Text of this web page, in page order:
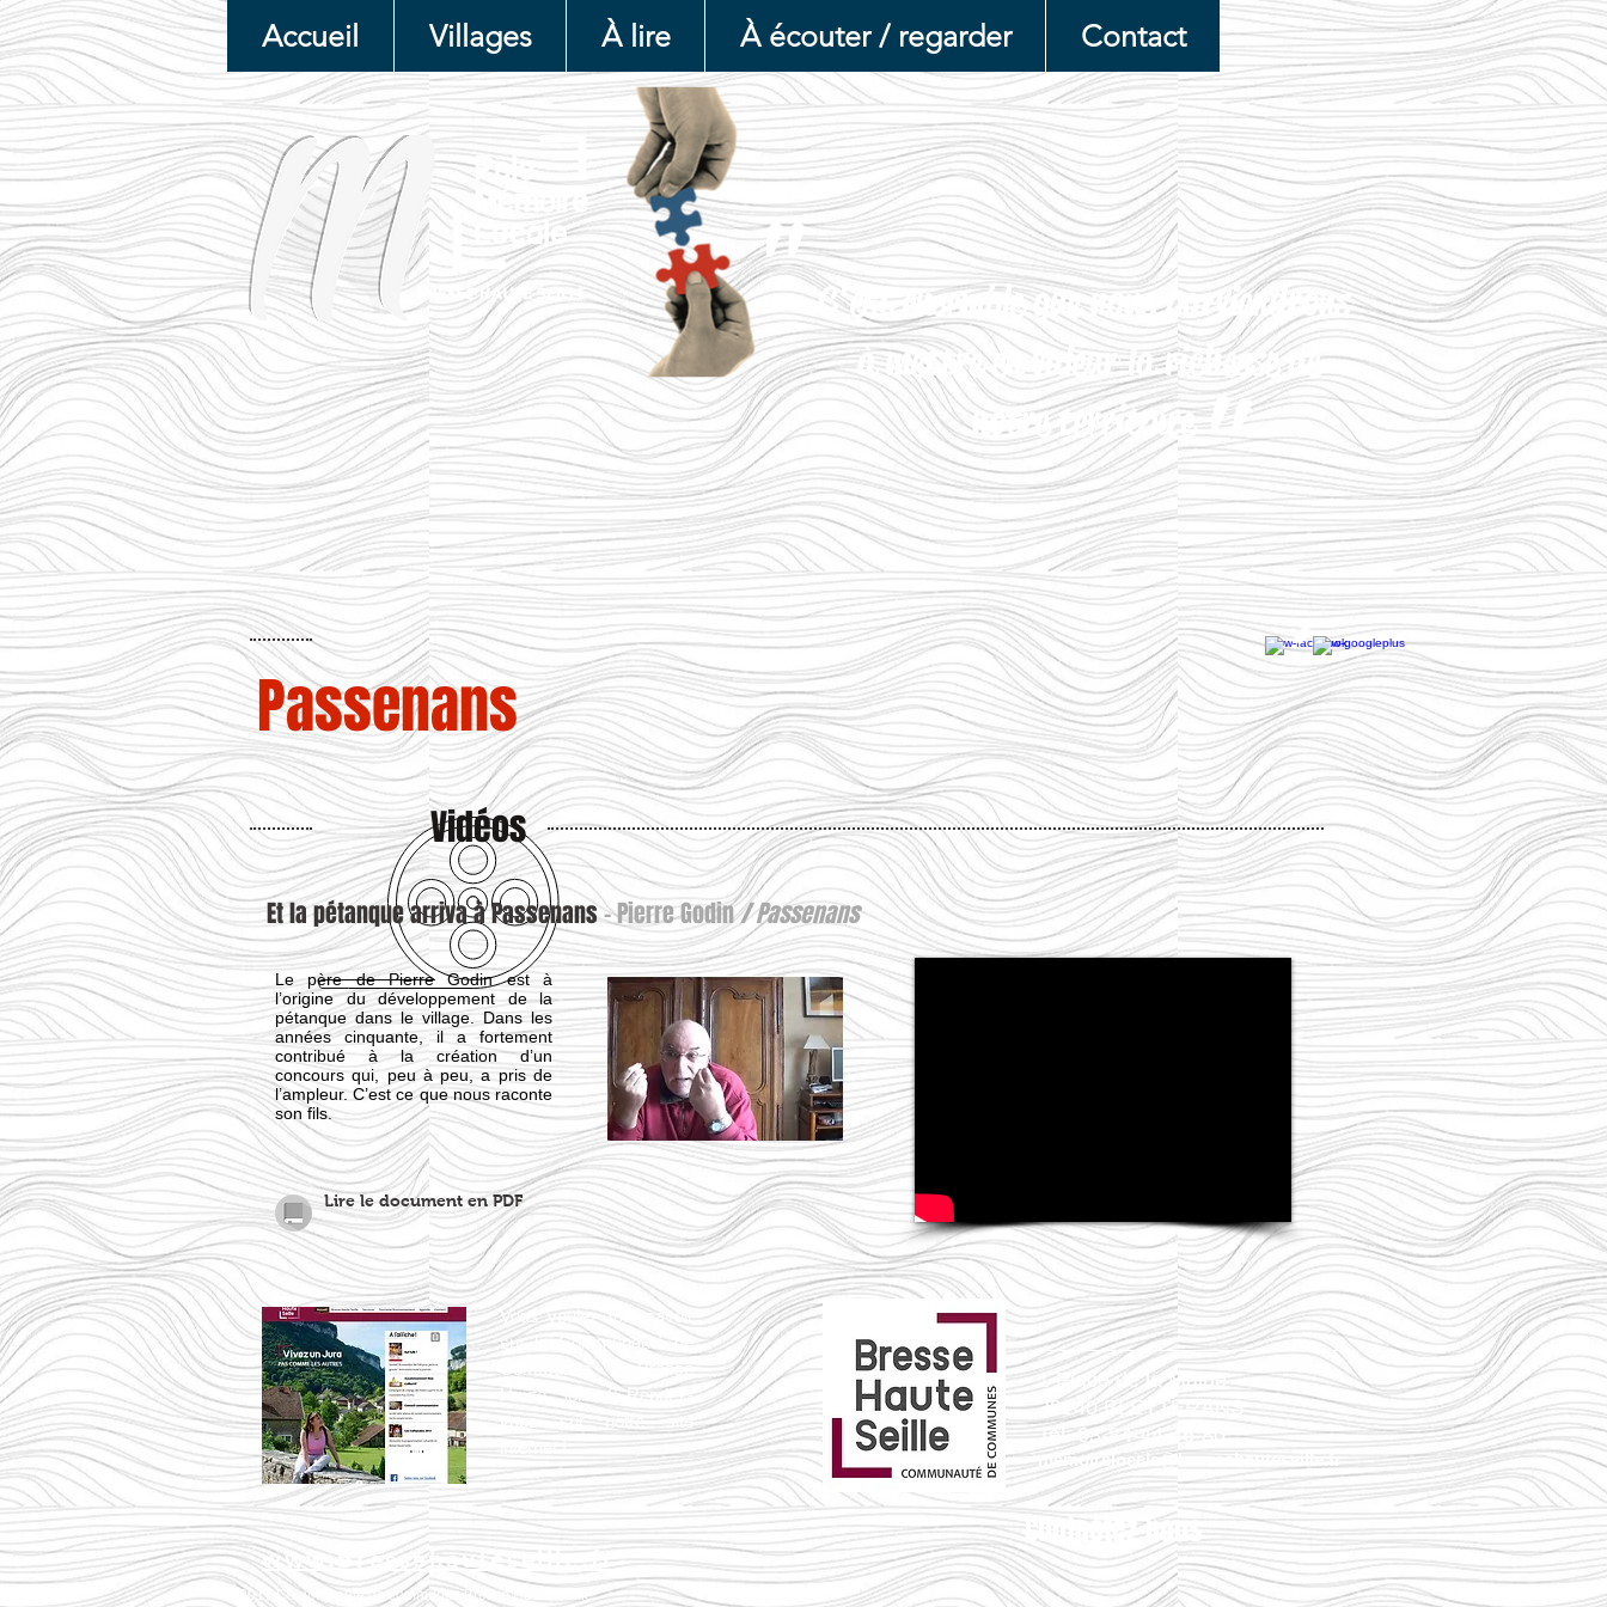
Accueil Villages À lire À écouter / regarder Contact
C'est ensemble que nous parviendrons
à mettre en valeurla richessede
notreterritoire
"
"
Passenans
Vidéos
Et la pétanque arriva à Passenans- Pierre Godin/ Passenans
Le père de Pierre Godin est à
l’origine du développement de la
pétanque dans le village. Dans les
années cinquante, il a fortement
contribué à la création d’un
concours qui, peu à peu, a pris de
l’ampleur. C’est ce que nous raconte
son fils.
Lire le document en PDF
Vous voulez tout savoir
sur la Communauté de
Communes Bresse
Haute Seille ? Rendez-
vous sur notre site
www.bressehauteseille.fr
1 Place de la Mairie
39140 BLETTERANS
Tel: 03-84-44-46-80
memoirelocale@bressehauteseille.fr
Contactez-nous
© 2017 Communauté de communes Bresse Haute Seille